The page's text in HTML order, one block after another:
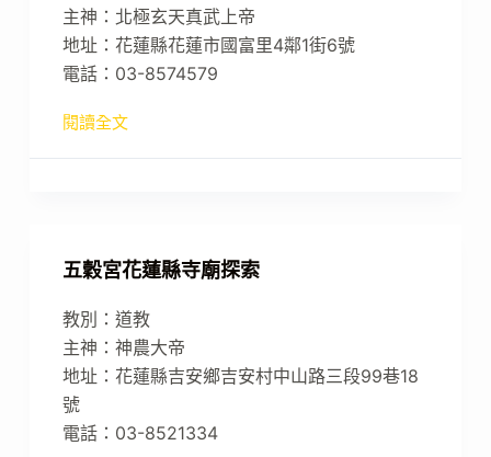
主神：北極玄天真武上帝
地址：花蓮縣花蓮市國富里4鄰1街6號
電話：03-8574579
閱讀全文
五穀宮花蓮縣寺廟探索
教別：道教
主神：神農大帝
地址：花蓮縣吉安鄉吉安村中山路三段99巷18
號
電話：03-8521334